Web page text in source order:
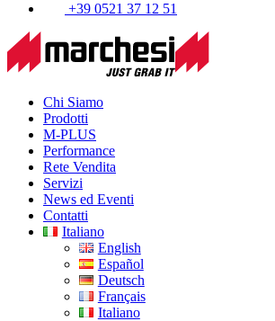
+39 0521 37 12 51
Chi Siamo
Prodotti
M-PLUS
Performance
Rete Vendita
Servizi
News ed Eventi
Contatti
Italiano
English
Español
Deutsch
Français
Italiano